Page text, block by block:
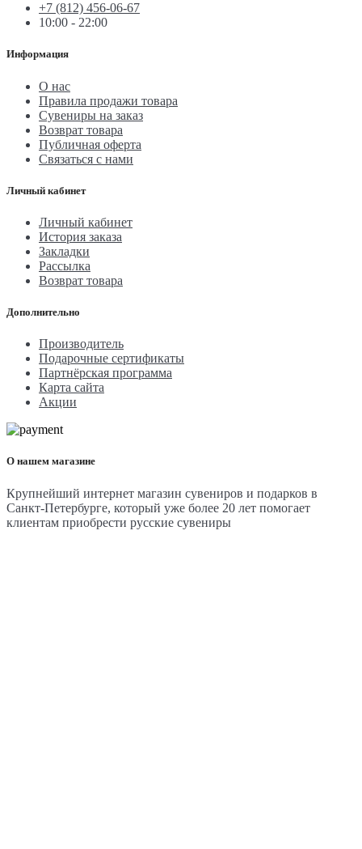
+7 (812) 456-06-67
10:00 - 22:00
Информация
О нас
Правила продажи товара
Сувениры на заказ
Возврат товара
Публичная оферта
Связаться с нами
Личный кабинет
Личный кабинет
История заказа
Закладки
Рассылка
Возврат товара
Дополнительно
Производитель
Подарочные сертификаты
Партнёрская программа
Карта сайта
Акции
О нашем магазине
Крупнейший интернет магазин сувениров и подарков в
Санкт-Петербурге, который уже более 20 лет помогает
клиентам приобрести русские сувениры